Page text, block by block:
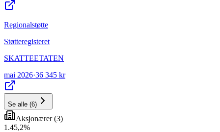
Regionalstøtte
Støtteregisteret
SKATTEETATEN
mai 2026·36 345 kr
Se alle (6)
Aksjonærer(3)
1 .45,2%